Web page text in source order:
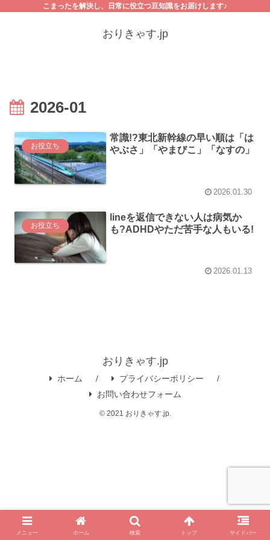
こまったを解決し、日常に役立つ豆知識をお届けします♪
おりきゃす.jp
2026-01
お役立ち
常識!?東北新幹線の早い順は「は
やぶさ」「やまびこ」「なすの」
2026.01.30
お役立ち
lineを返信できない人は病気か
も?ADHDやただ苦手な人もいる!
2026.01.13
おりきゃす.jp
ホーム
プライバシーポリシー
お問い合わせフォーム
© 2021 おりきゃす.jp.
メニュー ホーム 検索 トップ サイドバー